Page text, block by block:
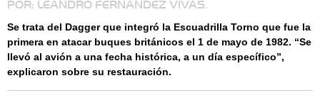
POR: LEANDRO FERNÁNDEZ VIVAS.
Se trata del Dagger que integró la Escuadrilla Torno que fue la
primera en atacar buques británicos el 1 de mayo de 1982. “Se
llevó al avión a una fecha histórica, a un día específico”,
explicaron sobre su restauración.